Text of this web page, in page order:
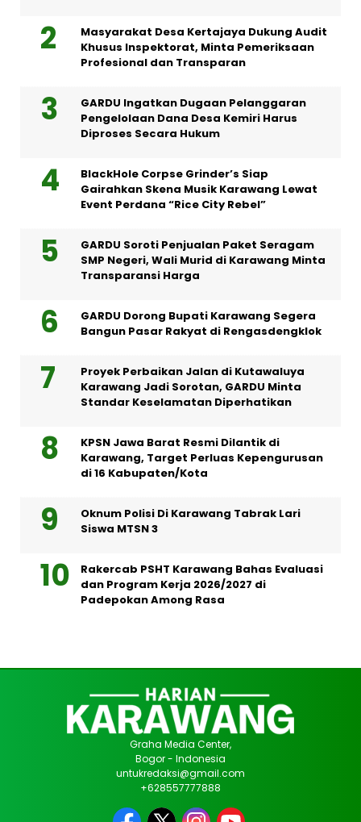
Masyarakat Desa Kertajaya Dukung Audit
Khusus Inspektorat, Minta Pemeriksaan
Profesional dan Transparan
GARDU Ingatkan Dugaan Pelanggaran
Pengelolaan Dana Desa Kemiri Harus
Diproses Secara Hukum
BlackHole Corpse Grinder’s Siap
Gairahkan Skena Musik Karawang Lewat
Event Perdana “Rice City Rebel”
GARDU Soroti Penjualan Paket Seragam
SMP Negeri, Wali Murid di Karawang Minta
Transparansi Harga
GARDU Dorong Bupati Karawang Segera
Bangun Pasar Rakyat di Rengasdengklok
Proyek Perbaikan Jalan di Kutawaluya
Karawang Jadi Sorotan, GARDU Minta
Standar Keselamatan Diperhatikan
KPSN Jawa Barat Resmi Dilantik di
Karawang, Target Perluas Kepengurusan
di 16 Kabupaten/Kota
Oknum Polisi Di Karawang Tabrak Lari
Siswa MTSN 3
Rakercab PSHT Karawang Bahas Evaluasi
dan Program Kerja 2026/2027 di
Padepokan Among Rasa
Graha Media Center,
Bogor - Indonesia
untukredaksi@gmail.com
+628557777888